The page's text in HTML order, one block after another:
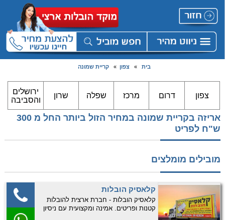
בית » צפון » קריית שמונה
צפון דרום מרכז שפלה שרון
ירושלים
והסביבה
אריזה בקריית שמונה במחיר הזול ביותר החל מ 300
ש"ח לפריט
מובילים מומלצים
קלאסיק הובלות
קלאסיק הובלות - חברת ארצית להובלות
קטנות ופריטים. אמינה ומקצועית עם ניסיון